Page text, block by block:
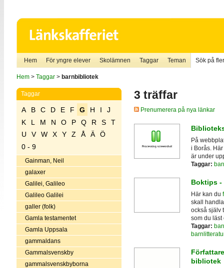
Hem För yngre elever Skolämnen Taggar Teman Sök på
Hem> Taggar> barnbibliotek
Taggar
A B C D E F G H I
J
K
L M N O P Q R S
T
U
V W X Y Z Å Ä
Ö
0 - 9
Gainman, Neil
galaxer
Galilei, Galileo
Galileo Galilei
galler (folk)
Gamla testamentet
Gamla Uppsala
gammaldans
Gammalsvenskby
gammalsvenskbyborna
3 träffar
Prenumerera på nya länkar
På
i Borås.
är under
Taggar:
Boktips -
Här kan du
skall
också själv
som du läst
Taggar:
bibliotek